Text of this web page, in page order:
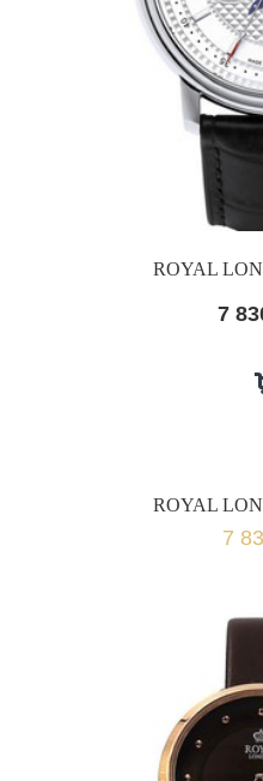
ROYAL
7
ROYAL
7